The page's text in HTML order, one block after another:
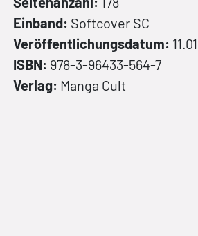
Einband: Softcover SC
Veröffentlichungsdatum:
ISBN: 978-3-96433-564-7
Verlag: Manga Cult